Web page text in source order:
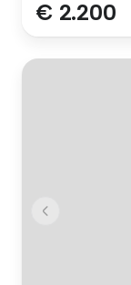
€ 2.200